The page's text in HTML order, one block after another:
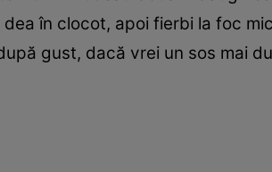
dea în clocot, apoi fierbi la foc
gust, dacă vrei un sos mai